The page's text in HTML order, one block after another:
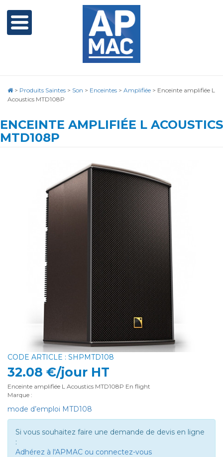
> Produits Saintes > Son > Enceintes > Amplifiée > Enceinte amplifiée L
Acoustics MTD108P
ENCEINTE AMPLIFIÉE L ACOUSTICS
MTD108P
CODE ARTICLE : SHPMTD108
32.08 €/jour HT
Enceinte amplifiée L Acoustics MTD108P En flight
Marque :
mode d’emploi MTD108
Si vous souhaitez faire une demande de devis en ligne
:
Adhérez à l'APMAC ou connectez-vous